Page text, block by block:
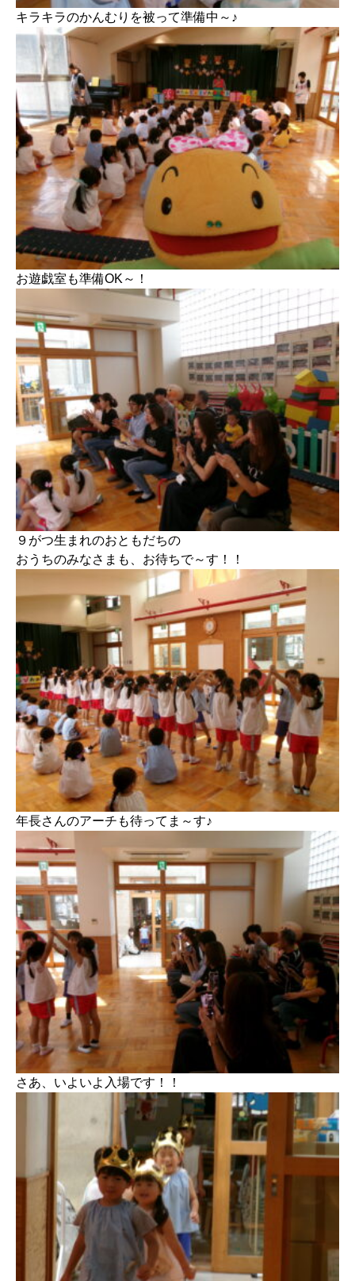
キラキラのかんむりを被って準備中～♪
お遊戯室も準備OK～！
９がつ生まれのおともだちの
おうちのみなさまも、お待ちで～す！！
年長さんのアーチも待ってま～す♪
さあ、いよいよ入場です！！